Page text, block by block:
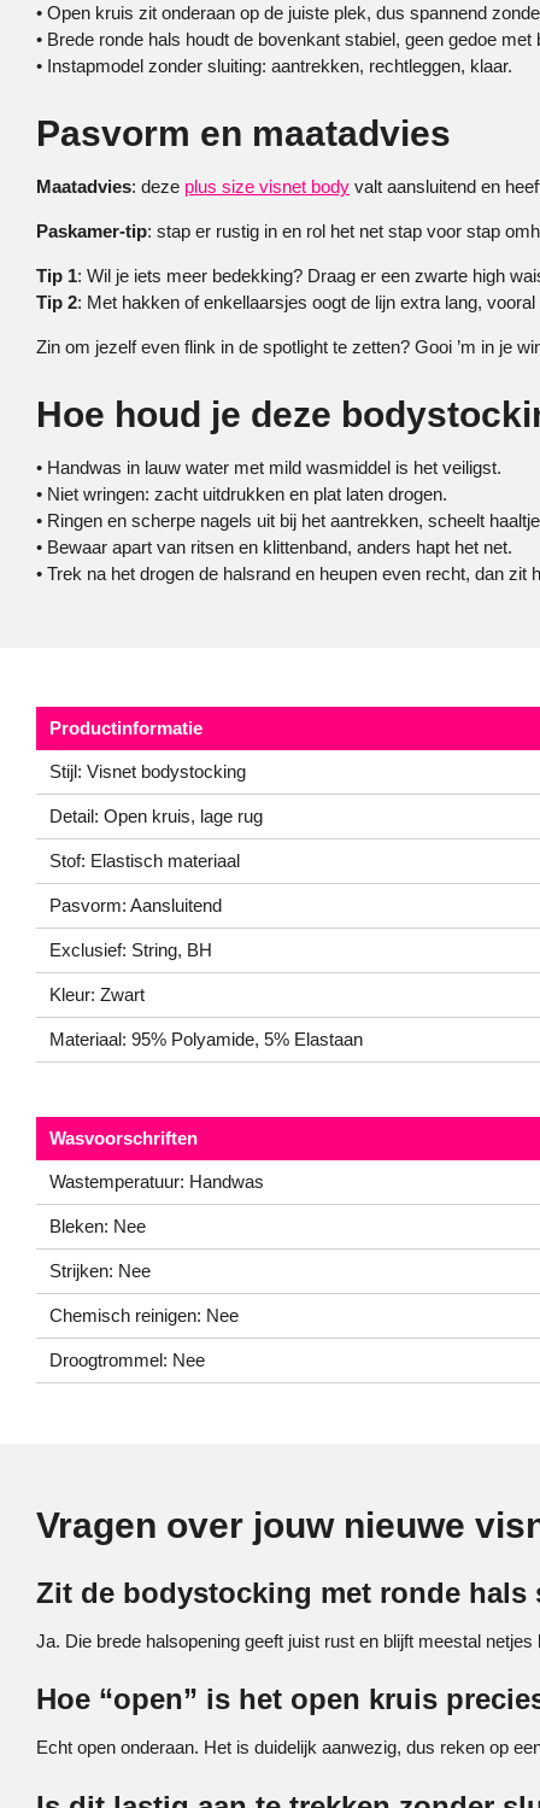
• Open kruis zit onderaan op de juiste plek, dus spannend
• Brede ronde hals houdt de bovenkant stabiel, geen gedoe met
• Instapmodel zonder sluiting: aantrekken, rechtleggen, klaar.
Pasvorm en maatadvies
Maatadvies: deze plus size visnet body valt aansluitend en
Paskamer-tip: stap er rustig in en rol het net stap voor stap
Tip 1: Wil je iets meer bedekking? Draag er een zwarte high
Tip 2: Met hakken of enkellaarsjes oogt de lijn extra lang,
Zin om jezelf even flink in de spotlight te zetten? Gooi ’m in je
Hoe houd je deze
• Handwas in lauw water met mild wasmiddel is het veiligst.
• Niet wringen: zacht uitdrukken en plat laten drogen.
• Ringen en scherpe nagels uit bij het aantrekken, scheelt
• Bewaar apart van ritsen en klittenband, anders hapt het net.
• Trek na het drogen de halsrand en heupen even recht, dan zit
Productinformatie
Stijl: Visnet bodystocking
Detail: Open kruis, lage rug
Stof: Elastisch materiaal
Pasvorm: Aansluitend
Exclusief: String, BH
Kleur: Zwart
Materiaal: 95% Polyamide, 5% Elastaan
Wasvoorschriften
Wastemperatuur: Handwas
Bleken: Nee
Strijken: Nee
Chemisch reinigen: Nee
Droogtrommel: Nee
Vragen over jouw nieuwe
Zit de bodystocking met ronde hals
Ja. Die brede halsopening geeft juist rust en blijft meestal netjes
Hoe “open” is het open kruis
Echt open onderaan. Het is duidelijk aanwezig, dus reken op